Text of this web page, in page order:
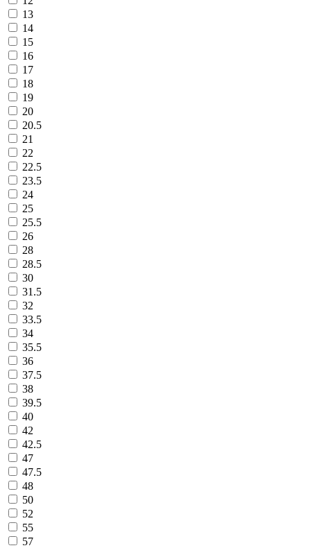
13
14
15
16
17
18
19
20
20.5
21
22
22.5
23.5
24
25
25.5
26
28
28.5
30
31.5
32
33.5
34
35.5
36
37.5
38
39.5
40
42
42.5
47
47.5
48
50
52
55
57